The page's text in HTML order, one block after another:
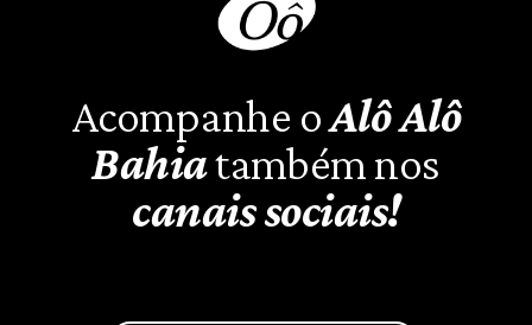
Acompanhe oAlô Alô
Bahiatambém nos
canais sociais!